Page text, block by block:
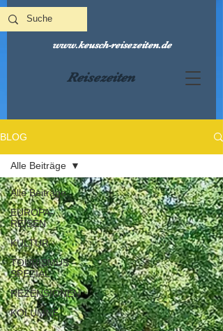
Reisezeiten
www.keusch-reisezeiten.de
BLOG
Alle Beiträge
EUROPA-
REISEN
KULTUR
TOURISMUS
SPEZIAL
REZENSIONEN
KOLUMNE
Alle Beiträge